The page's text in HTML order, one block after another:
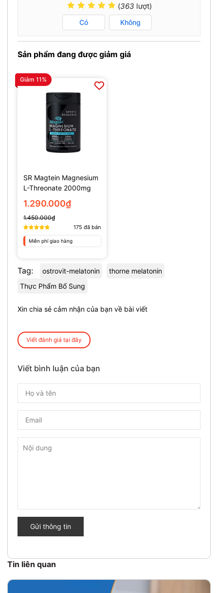
(363 lượt)
Có Không
Sản phẩm đang được giảm giá
Giảm 11%
SR Magtein Magnesium
L-Threonate 2000mg
(135 Viên)
1.290.000₫
1.450.000₫
175 đã bán
Miễn phí giao hàng
Tag: ostrovit-melatonin
thorne melatonin
Thực Phẩm Bổ Sung
Xin chia sẻ cảm nhận của bạn về bài viết
Viết đánh giá tại đây
Viết bình luận của bạn
Gửi thông tin
Tin liên quan